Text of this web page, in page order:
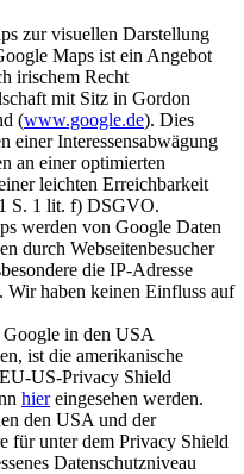
zur visuellen Darstellung
Maps ist ein Angebot
irischem Recht
mit Sitz in Gordon
(www.google.de). Dies
einer Interessensabwägung
an einer optimierten
leichten Erreichbarkeit
S. 1 lit. f) DSGVO.
werden von Google Daten
durch Webseitenbesucher
die IP-Adresse
Wir haben keinen Einfluss auf
in den USA
ist die amerikanische
US-Privacy Shield
hiereingesehen werden.
den USA und der
für unter dem Privacy Shield
Datenschutzniveau